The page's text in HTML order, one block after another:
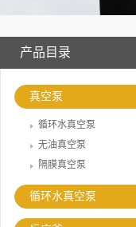
产品目录
真空泵
循环水真空泵
无油真空泵
隔膜真空泵
循环水真空泵